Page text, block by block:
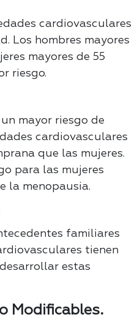
cardiovasculares
Los hombres mayores
mayores de 55
riesgo.
mayor riesgo de
cardiovasculares
que las mujeres.
para las mujeres
la menopausia.
familiares
tienen
estas
Modificables.